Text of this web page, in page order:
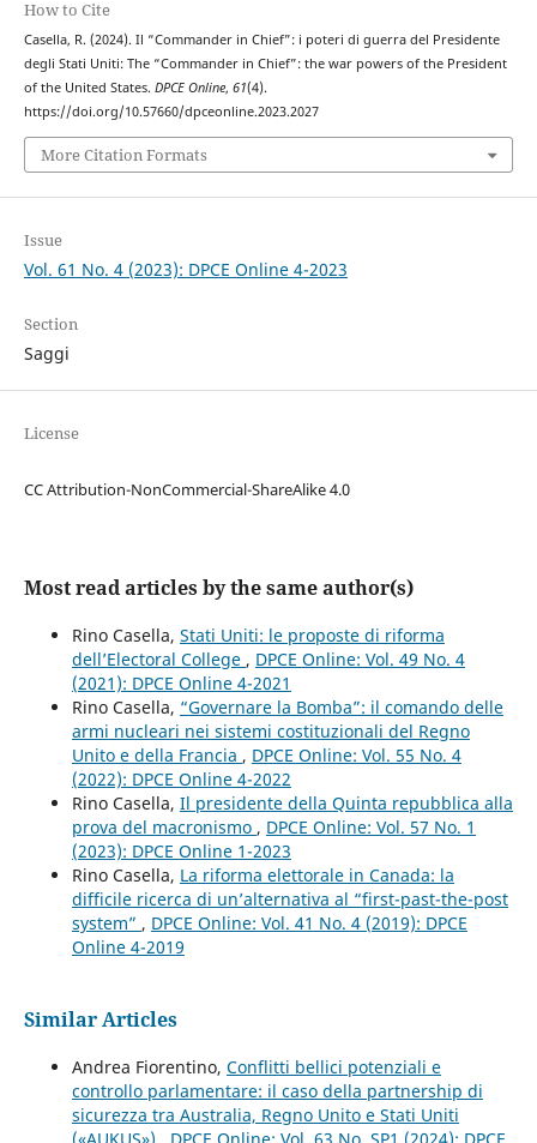
How to Cite
Casella, R. (2024). Il “Commander in Chief”: i poteri di guerra del Presidente
degli Stati Uniti: The “Commander in Chief”: the war powers of the President
of the United States. DPCE Online, 61(4).
https://doi.org/10.57660/dpceonline.2023.2027
More Citation Formats
Issue
Vol. 61 No. 4 (2023): DPCE Online 4-2023
Section
Saggi
License
CC Attribution-NonCommercial-ShareAlike 4.0
Most read articles by the same author(s)
Rino Casella, Stati Uniti: le proposte di riforma
dell’Electoral College , DPCE Online: Vol. 49 No. 4
(2021): DPCE Online 4-2021
Rino Casella, “Governare la Bomba”: il comando delle
armi nucleari nei sistemi costituzionali del Regno
Unito e della Francia , DPCE Online: Vol. 55 No. 4
(2022): DPCE Online 4-2022
Rino Casella, Il presidente della Quinta repubblica alla
prova del macronismo , DPCE Online: Vol. 57 No. 1
(2023): DPCE Online 1-2023
Rino Casella, La riforma elettorale in Canada: la
difficile ricerca di un’alternativa al “first-past-the-post
system” , DPCE Online: Vol. 41 No. 4 (2019): DPCE
Online 4-2019
Similar Articles
Andrea Fiorentino, Conflitti bellici potenziali e
controllo parlamentare: il caso della partnership di
sicurezza tra Australia, Regno Unito e Stati Uniti